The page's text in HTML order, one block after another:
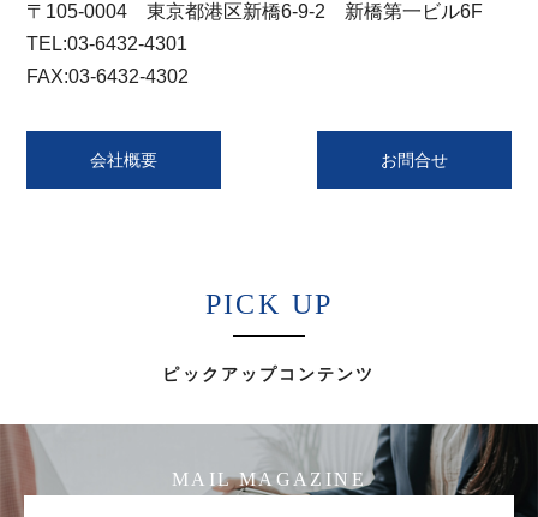
〒105-0004 東京都港区新橋6-9-2 新橋第一ビル6F
TEL:03-6432-4301
FAX:03-6432-4302
会社概要 お問合せ
PICK UP
ピックアップコンテンツ
MAIL MAGAZINE